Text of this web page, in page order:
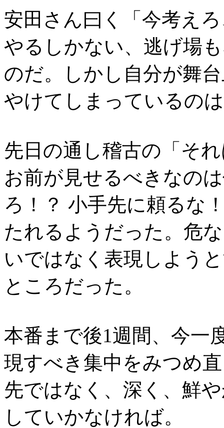
安田さん曰く「今考え
やるしかない、逃げ場
のだ。しかし自分が舞
やけてしまっているの
先日の通し稽古の「そ
お前が見せるべきなの
ろ！？ 小手先に頼るな
たれるようだった。危
いではなく表現しよう
ところだった。
本番まで後1週間、今一
現すべき集中をみつめ
先ではなく、深く、鮮
していかなければ。